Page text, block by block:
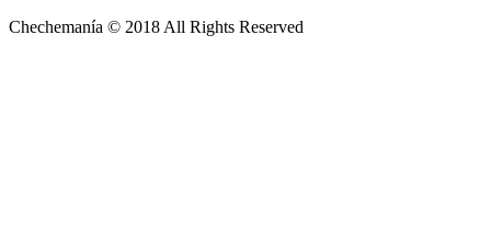
Chechemanía © 2018 All Rights Reserved